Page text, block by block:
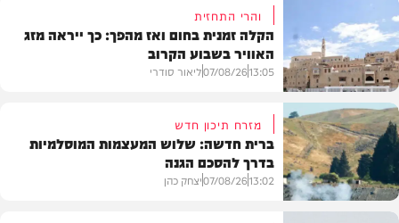
מזג האוויר
והרי התחזית
הקלה זמנית בחום ואז מהפך: כך ייראה מזג
האוויר בשבוע הקרוב
13:05
07/08/26ליאור סודרי
מזרח תיכון חדש
ברית חדשה: שלוש המעצמות המוסלמיות
בדרך להסכם הגנה
13:02
07/08/26יצחק כהן